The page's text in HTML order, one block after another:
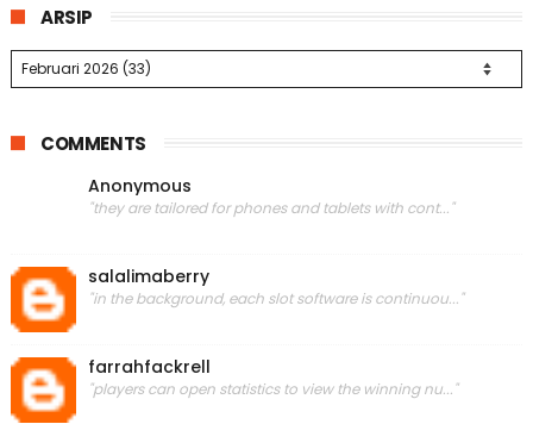
ARSIP
COMMENTS
Anonymous
"they are tailored for phones and tablets with cont..."
salalimaberry
"in the background, each slot software is continuou..."
farrahfackrell
"players can open statistics to view the winning nu..."